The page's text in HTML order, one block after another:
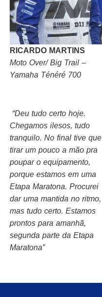
RICARDO MARTINS
Moto Over/ Big Trail –
Yamaha Ténéré 700
“Deu tudo certo hoje.
Chegamos ilesos, tudo
tranquilo. No final tive que
tirar um pouco a mão pra
poupar o equipamento,
porque estamos em uma
Etapa Maratona. Procurei
dar uma mantida no ritmo,
mas tudo certo. Estamos
prontos para amanhã,
segunda parte da Etapa
Maratona”